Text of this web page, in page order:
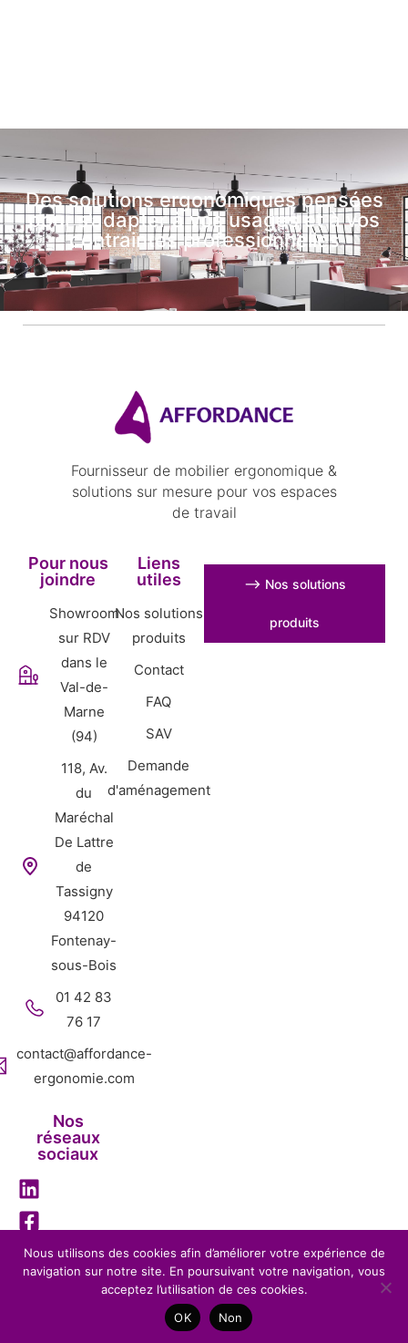
Des solutions ergonomiques pensées
pour s’adapter à vos usages et à vos
contraintes professionnelles
Fournisseur de mobilier ergonomique &
solutions sur mesure pour vos espaces
de travail
Pour nous
joindre
Showroom
sur RDV
dans le
Val-de-
Marne
(94)
118, Av.
du
Maréchal
De Lattre
de
Tassigny
94120
Fontenay-
sous-Bois
01 42 83
76 17
contact@affordance-
ergonomie.com
Nos
réseaux
sociaux
Liens
utiles
Nos solutions
produits
Contact
FAQ
SAV
Demande
d'aménagement
⟶ Nos solutions
produits
Affordance Ergonomie – 2026 – Tous droits réservés-
RéalisationBENEFITS WEB
Mentions légalesPolitique de confidentialité
Nous utilisons des cookies afin d’améliorer votre expérience de
navigation sur notre site. En poursuivant votre navigation, vous
acceptez l’utilisation de ces cookies.
OK
Non